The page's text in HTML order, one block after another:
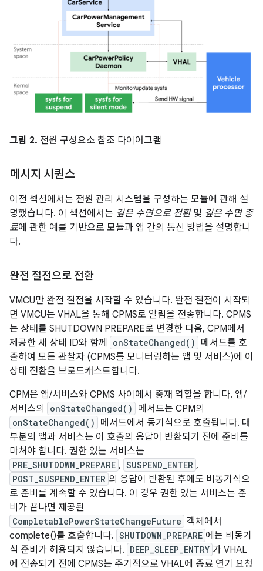
그림 2. 전원 구성요소 참조 다이어그램
메시지 시퀀스
이전 섹션에서는 전원 관리 시스템을 구성하는 모듈에 관해 설
명했습니다. 이 섹션에서는 깊은 수면으로 전환및 깊은 수면 종
료에 관한 예를 기반으로 모듈과 앱 간의 통신 방법을 설명합니
다.
완전 절전으로 전환
VMCU만 완전 절전을 시작할 수 있습니다. 완전 절전이 시작되
면 VMCU는 VHAL을 통해 CPMS로 알림을 전송합니다. CPMS
는 상태를 SHUTDOWN PREPARE로 변경한 다음, CPM에서
제공한 새 상태 ID와 함께
onStateChanged()
메서드를 호
출하여 모든 관찰자 (CPMS를 모니터링하는 앱 및 서비스)에 이
상태 전환을 브로드캐스트합니다.
CPM은 앱/서비스와 CPMS 사이에서 중재 역할을 합니다. 앱/
서비스의
onStateChanged() 메서드는 CPM의
onStateChanged()
메서드에서 동기식으로 호출됩니다. 대
부분의 앱과 서비스는 이 호출의 응답이 반환되기 전에 준비를
마쳐야 합니다. 권한 있는 서비스는
PRE_SHUTDOWN_PREPARE , SUSPEND_ENTER ,
POST_SUSPEND_ENTER 의 응답이 반환된 후에도 비동기식으
로 준비를 계속할 수 있습니다. 이 경우 권한 있는 서비스는 준
비가 끝나면 제공된
CompletablePowerStateChangeFuture 객체에서
complete()를 호출합니다. SHUTDOWN_PREPARE 에는 비동기
식 준비가 허용되지 않습니다. DEEP_SLEEP_ENTRY 가 VHAL
에 전송되기 전에 CPMS는 주기적으로 VHAL에 종료 연기 요청